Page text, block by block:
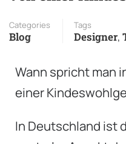
Categories
Blog
Tags
Designer,
Wann spricht man
einer
In Deutschland ist